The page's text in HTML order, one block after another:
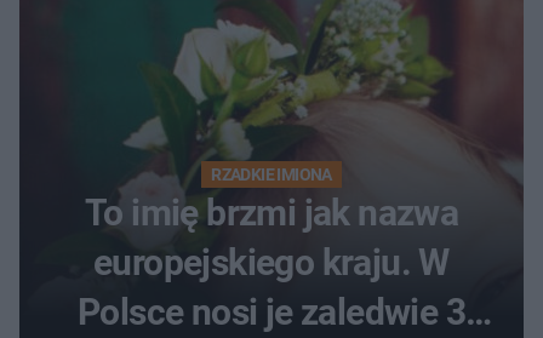
RZADKIE IMIONA
To imię brzmi jak nazwa
europejskiego kraju. W
Polsce nosi je zaledwie 3